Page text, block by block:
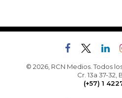
© 2026, RCN Medios. Todos
Cr. 13a 37-32,
(+57) 1